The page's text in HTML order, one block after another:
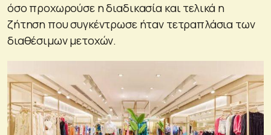
όσο προχωρούσε η διαδικασία και τελικά η
ζήτηση που συγκέντρωσε ήταν τετραπλάσια των
διαθέσιμων μετοχών.